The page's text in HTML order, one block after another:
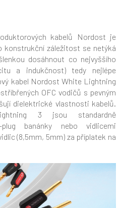
kabelů Nordost je
konstrukční záležitost se netýká
dosáhnout co nejvyššího
a indukčnost) tedy nejlépe
kabel Nordost White Lightning
OFC vodičů s pevným
dielektrické vlastnosti kabelů.
3 jsou standardně
plug banánky nebo vidlicemi
(8,5mm, 5mm) za příplatek na